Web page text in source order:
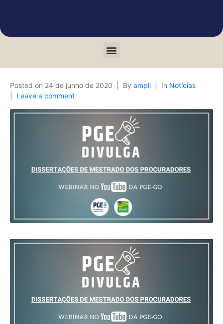
Posted on 24 de junho de 2020 By ampli In Notícias
Leave a comment